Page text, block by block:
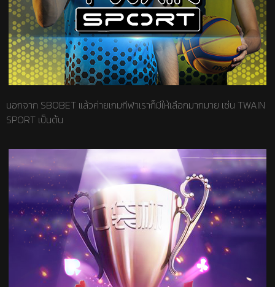
นอกจาก SBOBET แล้วค่ายเกมกีฬาเราก็มีให้เลือกมากมาย เช่น TWAIN
SPORT เป็นต้น